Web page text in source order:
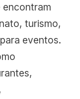
encontram
turismo,
eventos.